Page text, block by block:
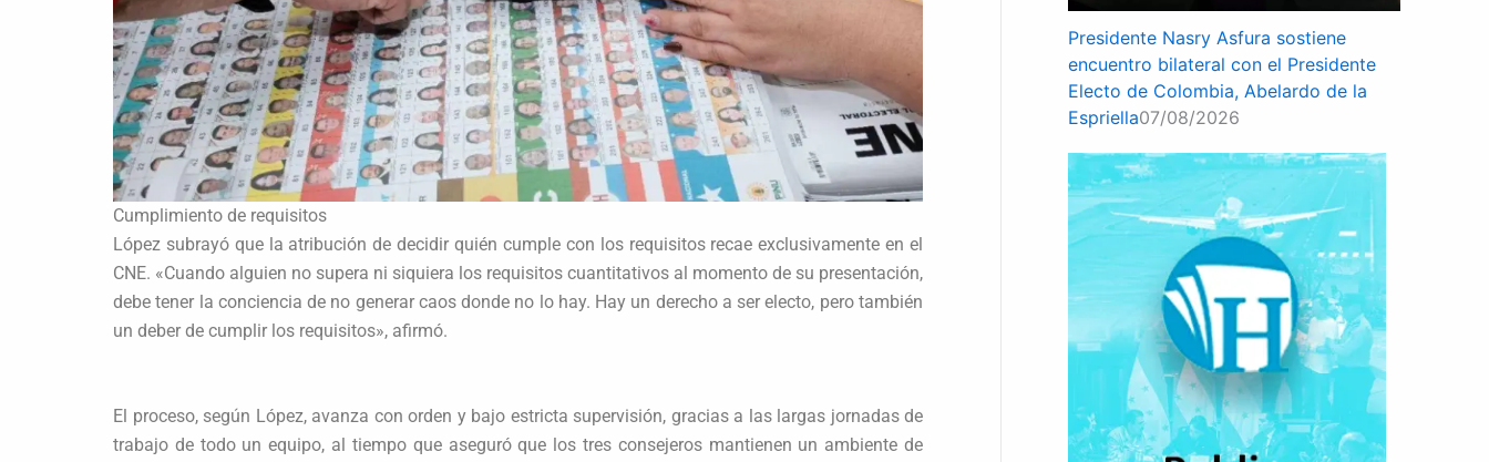
Cumplimiento de requisitos
López subrayó que la atribución de decidir quién cumple con los requisitos recae exclusivamente en el
CNE. «Cuando alguien no supera ni siquiera los requisitos cuantitativos al momento de su presentación,
debe tener la conciencia de no generar caos donde no lo hay. Hay un derecho a ser electo, pero también
un deber de cumplir los requisitos», afirmó.
El proceso, según López, avanza con orden y bajo estricta supervisión, gracias a las largas jornadas de
trabajo de todo un equipo, al tiempo que aseguró que los tres consejeros mantienen un ambiente de
Presidente Nasry Asfura sostiene
encuentro bilateral con el Presidente
Electo de Colombia, Abelardo de la
Espriella07/08/2026